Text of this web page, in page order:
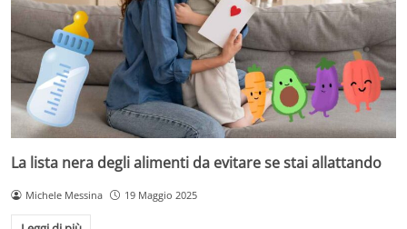
La lista nera degli alimenti da evitare se stai allattando
Michele Messina 19 Maggio 2025